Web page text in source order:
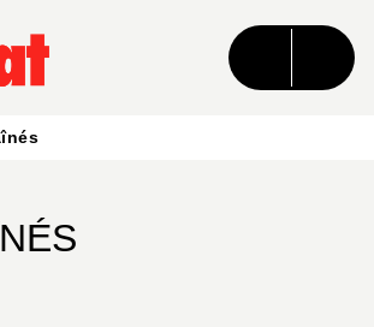
RECHERCHE CONTENU